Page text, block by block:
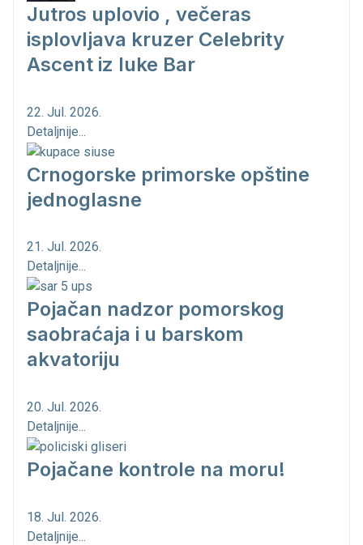
Jutros uplovio , večeras
isplovljava kruzer Celebrity
Ascent iz luke Bar
22. Jul. 2026.
Detaljnije...
Crnogorske primorske opštine
jednoglasne
21. Jul. 2026.
Detaljnije...
Pojačan nadzor pomorskog
saobraćaja i u barskom
akvatoriju
20. Jul. 2026.
Detaljnije...
Pojačane kontrole na moru!
18. Jul. 2026.
Detaljnije...